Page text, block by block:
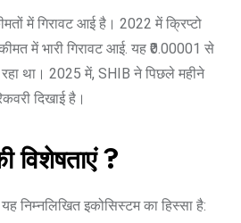
में गिरावट आई है। 2022 में क्रिप्टो
में भारी गिरावट आई. यह ₹0.00001 से
था। 2025 में, SHIB ने पिछले महीने
दिखाई है।
?
निम्नलिखित इकोसिस्टम का हिस्सा है: